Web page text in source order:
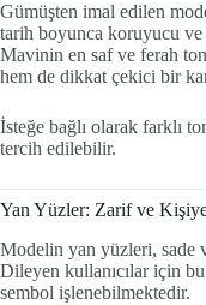
Gümüşten imal edilen
tarih boyunca koruyucu
Mavinin en saf ve ferah
hem de dikkat çekici bir
İsteğe bağlı olarak farklı
tercih edilebilir.
Yan Yüzler: Zarif ve
Modelin yan yüzleri, sade
Dileyen kullanıcılar için
sembol işlenebilmektedir.